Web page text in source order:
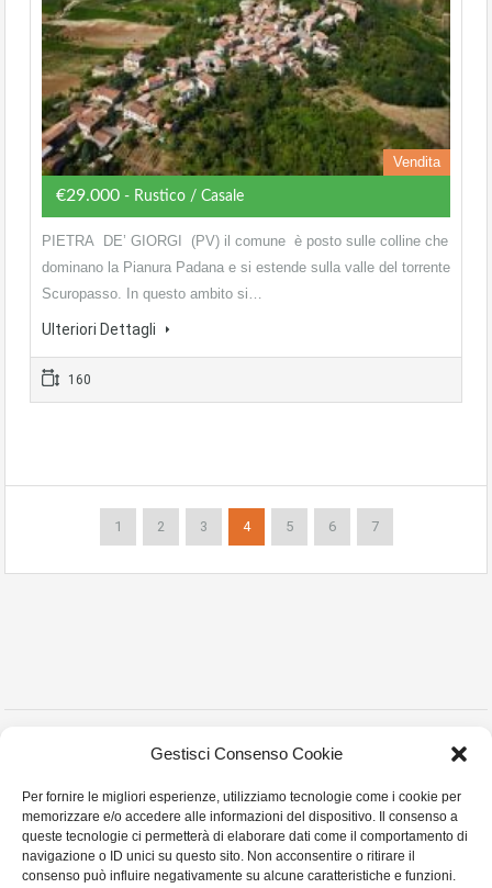
Gestisci Consenso Cookie
Per fornire le migliori esperienze, utilizziamo tecnologie come i cookie per
memorizzare e/o accedere alle informazioni del dispositivo. Il consenso a
queste tecnologie ci permetterà di elaborare dati come il comportamento di
navigazione o ID unici su questo sito. Non acconsentire o ritirare il
consenso può influire negativamente su alcune caratteristiche e funzioni.
Vendita
€29.000 - Rustico / Casale
PIETRA DE’ GIORGI (PV) il comune è posto sulle colline che
dominano la Pianura Padana e si estende sulla valle del torrente
Scuropasso. In questo ambito si…
Ulteriori Dettagli
160
1 2 3 4 5 6 7
Copyright © 2023 Montanelli Agenzia Immobiliare
255413- Cell:3357879968 Email:montanellicase@gmail.com - Privacy Policy
Cookie Policy